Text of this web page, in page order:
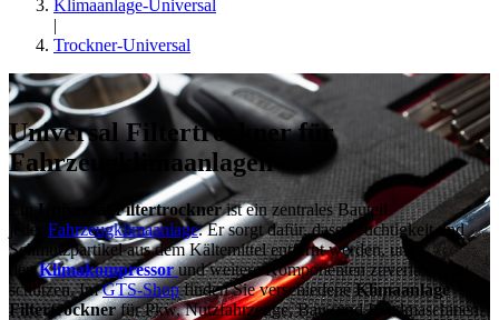
Klimaanlage-Universal
|
Trockner-Universal
Universal Filtertrockner für
Fahrzeugklimaanlagen
EinUniversal Filtertrocknerist ein zentrales Bauteil
jeder Fahrzeugklimaanlage. Er sorgt dafür, dass Feuchtigkeit und
Schmutzpartikel aus dem Kältemittel entfernt werden, um
den Klimakompressorund weitere Komponenten zuverlässig zu
schützen. ImGTS-Shopfinden Sie verschiedeneKlimaanlage
Filtertrocknerfür Pkw, Nutzfahrzeuge, Bau- und Landmaschinen.